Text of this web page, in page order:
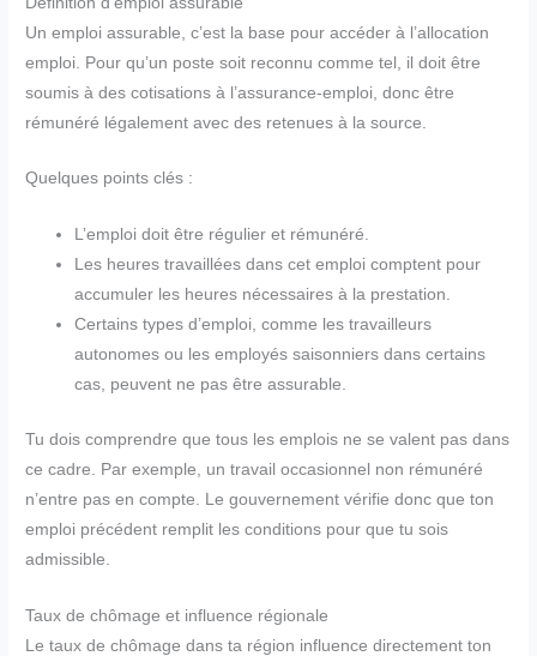
Un emploi assurable, c’est la base pour accéder à l’allocation
emploi. Pour qu’un poste soit reconnu comme tel, il doit être
soumis à des cotisations à l’assurance-emploi, donc être
rémunéré légalement avec des retenues à la source.
Quelques points clés :
L’emploi doit être régulier et rémunéré.
Les heures travaillées dans cet emploi comptent pour
accumuler les heures nécessaires à la prestation.
Certains types d’emploi, comme les travailleurs
autonomes ou les employés saisonniers dans certains
cas, peuvent ne pas être assurable.
Tu dois comprendre que tous les emplois ne se valent pas dans
ce cadre. Par exemple, un travail occasionnel non rémunéré
n’entre pas en compte. Le gouvernement vérifie donc que ton
emploi précédent remplit les conditions pour que tu sois
admissible.
Taux de chômage et influence régionale
Le taux de chômage dans ta région influence directement ton